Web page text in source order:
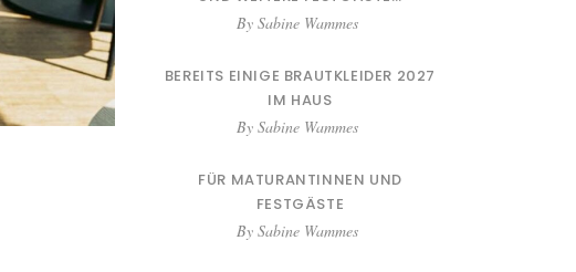
By Sabine Wammes
BEREITS EINIGE BRAUTKLEIDER 2027
IM HAUS
By Sabine Wammes
FÜR MATURANTINNEN UND
FESTGÄSTE
By Sabine Wammes